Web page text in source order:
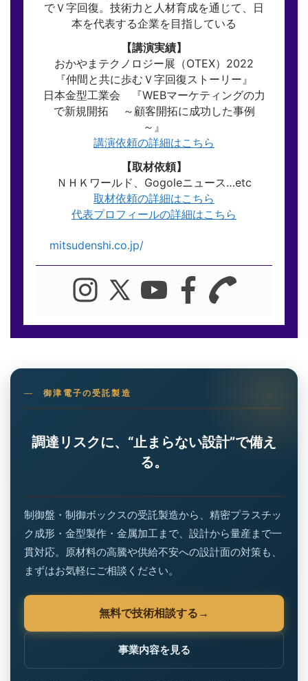
でＶ字回復。技術力と人材育成を通じて、日
本を代表する企業を目指している
【講演実績】
おかやまテクノロジー展（OTEX）2022
『仲間と共に歩むＶ字回復ストーリー』
日本金型工業会 『WEBマーケティングの力
で新規開拓 ～顧客開拓に成功した事例
～』
講演依頼の詳細はこちら
【取材依頼】
ＮＨＫワールド、Gogoleニュース…etc
取材依頼の詳細はこちら
代表プロフィールの詳細はこちら
mitsudenshi.co.jp/
御津電子の受託製造
調達リスクに、“止まらない設計”で備え
る。
制御盤・制御ボックスの受託製造から、精密プラスチッ
ク成形・金型製作・金属加工まで、設計から量産まで一
貫対応。原材料の高騰や供給不安への設計面の対策も、
まずはお気軽にご相談ください。
無料で技術相談する
事業内容を見る